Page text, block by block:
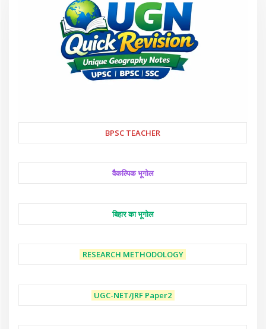
BPSC TEACHER
वैकल्पिक भूगोल
बिहार का भूगोल
RESEARCH METHODOLOGY
UGC-NET/JRF Paper2